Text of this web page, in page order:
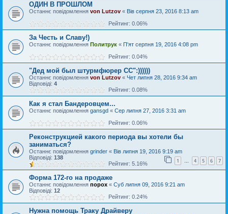
ОДИН В ПРОШЛОМ
Останнє повідомлення von Lutzov « Вів серпня 23, 2016 8:13 am
Рейтинг: 0.06%
За Честь и Славу!)
Останнє повідомлення Политрук « П'ят серпня 19, 2016 4:08 pm
Рейтинг: 0.04%
"Дед мой был штурмфюрер СС":))))))
Останнє повідомлення von Lutzov « Чет липня 28, 2016 9:34 am
Відповіді: 4
Рейтинг: 0.08%
Как я стал Бандеровцем...
Останнє повідомлення gansgd « Сер липня 27, 2016 3:31 am
Рейтинг: 0.06%
Реконструкцией какого периода вы хотели бы
заниматься?
Останнє повідомлення grinder « Вів липня 19, 2016 9:19 am
Відповіді: 138 1 … 4 5 6 7
Рейтинг: 5.16%
Форма 172-го на продаже
Останнє повідомлення порох « Суб липня 09, 2016 9:21 am
Відповіді: 12
Рейтинг: 0.24%
Нужна помощь Траку Драйверу